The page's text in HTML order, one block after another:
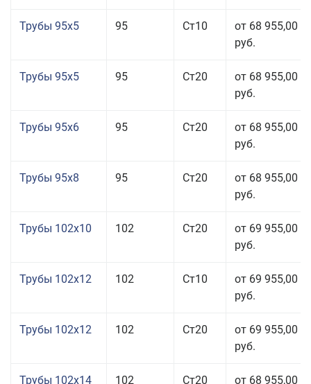
Трубы 95x5 95 Ст10
от 68 955,00
руб.
Трубы 95x5 95 Ст20
от 68 955,00
руб.
Трубы 95x6 95 Ст20
от 68 955,00
руб.
Трубы 95x8 95 Ст20
от 68 955,00
руб.
Трубы 102x10 102 Ст20
от 69 955,00
руб.
Трубы 102x12 102 Ст10
от 69 955,00
руб.
Трубы 102x12 102 Ст20
от 69 955,00
руб.
Трубы 102x14 102 Ст20 от 68 955,00